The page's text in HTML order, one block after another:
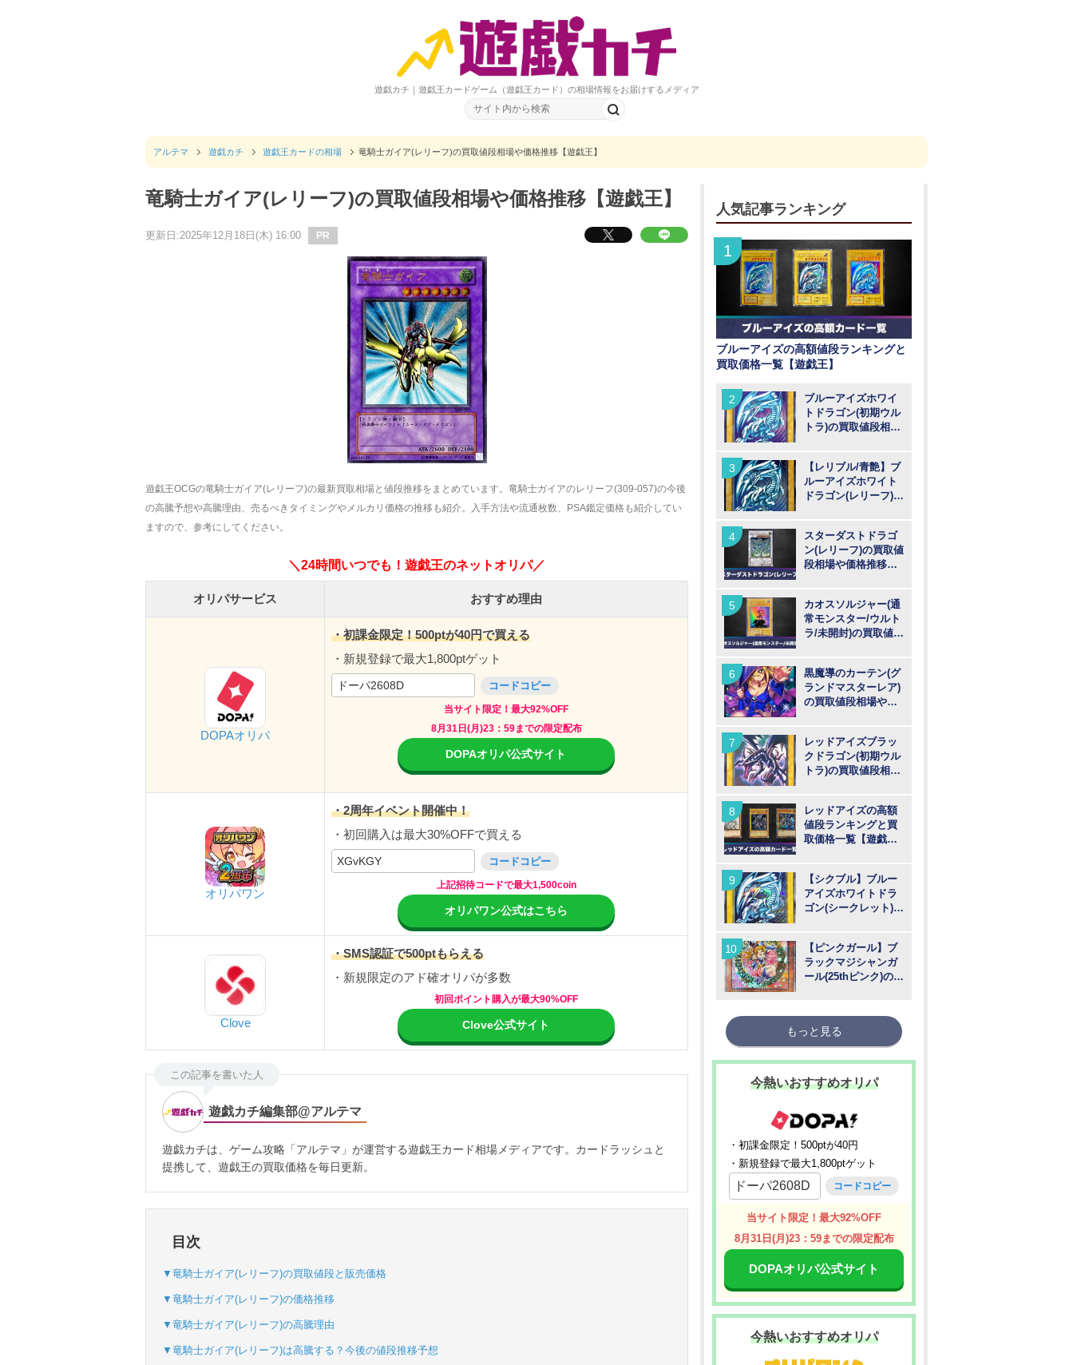
遊戯カチ｜遊戯王カードゲーム（遊戯王カード）の相場情報をお届けするメディア
アルテマ 遊戯カチ 遊戯王カードの相場 竜騎士ガイア(レリーフ)の買取値段相場や価格推移【遊戯王】
竜騎士ガイア(レリーフ)の買取値段相場や価格推移【遊戯王】
更新日:2025年12月18日(木) 16:00 PR
遊戯王OCGの竜騎士ガイア(レリーフ)の最新買取相場と値段推移をまとめています。竜騎士ガイアのレリーフ(309-057)の今後
の高騰予想や高騰理由、売るべきタイミングやメルカリ価格の推移も紹介。入手方法や流通枚数、PSA鑑定価格も紹介してい
ますので、参考にしてください。
＼24時間いつでも！遊戯王のネットオリパ／
オリパサービス おすすめ理由
DOPAオリパ
・初課金限定！500ptが40円で買える
・新規登録で最大1,800ptゲット
ドーパ2608D コードコピー
当サイト限定！最大92%OFF
8月31日(月)23：59までの限定配布
DOPAオリパ公式サイト
オリパワン
・2周年イベント開催中！
・初回購入は最大30%OFFで買える
XGvKGY コードコピー
上記招待コードで最大1,500coin
オリパワン公式はこちら
Clove
・SMS認証で500ptもらえる
・新規限定のアド確オリパが多数
初回ポイント購入が最大90%OFF
Clove公式サイト
この記事を書いた人
遊戯カチ編集部@アルテマ
遊戯カチは、ゲーム攻略「アルテマ」が運営する遊戯王カード相場メディアです。カードラッシュと
提携して、遊戯王の買取価格を毎日更新。
目次
▼竜騎士ガイア(レリーフ)の買取値段と販売価格
▼竜騎士ガイア(レリーフ)の価格推移
▼竜騎士ガイア(レリーフ)の高騰理由
▼竜騎士ガイア(レリーフ)は高騰する？今後の値段推移予想
人気記事ランキング
ブルーアイズの高額値段ランキングと
買取価格一覧【遊戯王】
ブルーアイズホワイ
トドラゴン(初期ウル
トラ)の買取値段相場
【レリブル/青艶】ブ
ルーアイズホワイト
ドラゴン(レリーフ)の
スターダストドラゴ
ン(レリーフ)の買取値
段相場や価格推移
カオスソルジャー(通
常モンスター/ウルト
ラ/未開封)の買取値段
黒魔導のカーテン(グ
ランドマスターレア)
の買取値段相場や価
レッドアイズブラッ
クドラゴン(初期ウル
トラ)の買取値段相場
レッドアイズの高額
値段ランキングと買
取価格一覧【遊戯
【シクブル】ブルー
アイズホワイトドラ
ゴン(シークレット)の
【ピンクガール】ブ
ラックマジシャンガ
ール(25thピンク)の買
もっと見る
今熱いおすすめオリパ
・初課金限定！500ptが40円
・新規登録で最大1,800ptゲット
ドーパ2608D コードコピー
当サイト限定！最大92%OFF
8月31日(月)23：59までの限定配布
DOPAオリパ公式サイト
今熱いおすすめオリパ